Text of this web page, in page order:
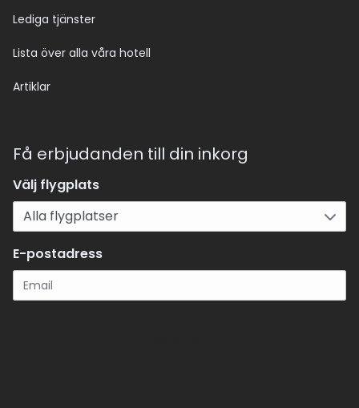
Lediga tjänster
Lista över alla våra hotell
Artiklar
Få erbjudanden till din inkorg
Välj flygplats
E-postadress